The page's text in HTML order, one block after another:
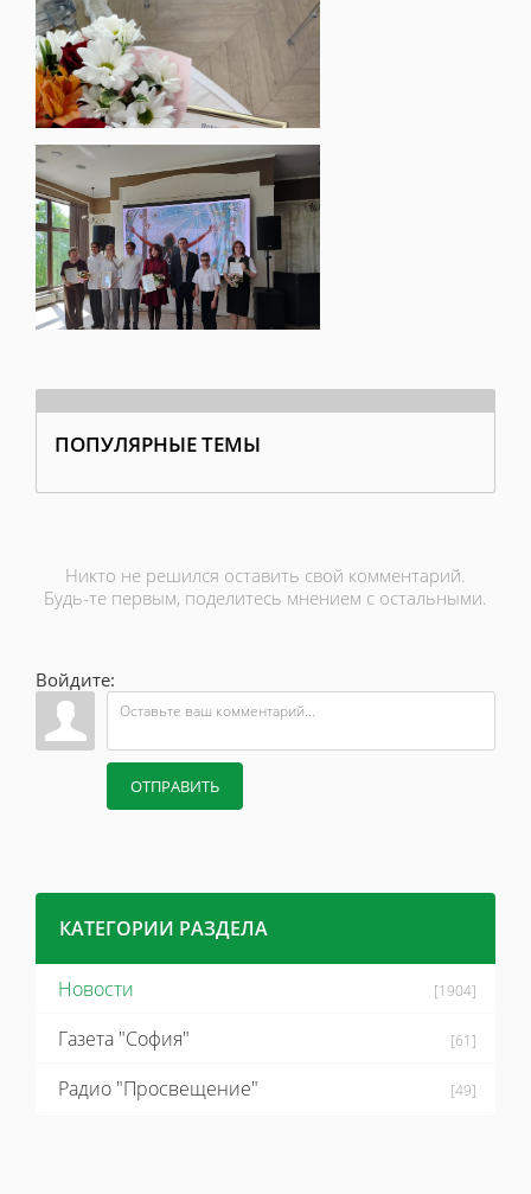
ПОПУЛЯРНЫЕ ТЕМЫ
Никто не решился оставить свой комментарий.
Будь-те первым, поделитесь мнением с остальными.
Войдите:
ОТПРАВИТЬ
КАТЕГОРИИ РАЗДЕЛА
Новости [1904]
Газета "София" [61]
Радио "Просвещение" [49]